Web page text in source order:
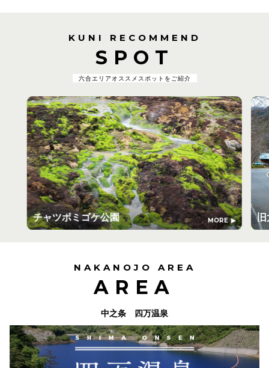
KUNI RECOMMEND
SPOT
六合エリアオススメスポットをご紹介
チャツボミゴケ公園 MORE 旧
NAKANOJO AREA
AREA
中之条 四万温泉